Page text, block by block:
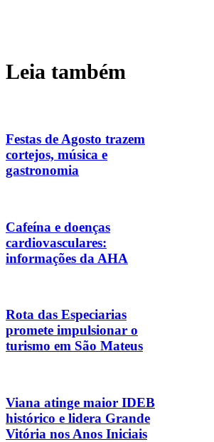
Leia também
Festas de Agosto trazem
cortejos, música e
gastronomia
Cafeína e doenças
cardiovasculares:
informações da AHA
Rota das Especiarias
promete impulsionar o
turismo em São Mateus
Viana atinge maior IDEB
histórico e lidera Grande
Vitória nos Anos Iniciais